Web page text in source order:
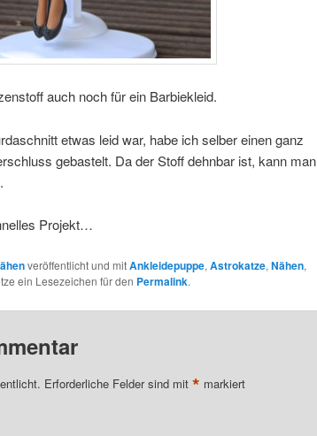
auch noch für ein Barbiekleid.
etwas leid war, habe ich selber einen ganz
gebastelt. Da der Stoff dehnbar ist, kann man
Projekt…
veröffentlicht und mitAnkleidepuppe, Astrokatze, Nähen,
ein Lesezeichen für den Permalink.
Erforderliche Felder sind mit * markiert